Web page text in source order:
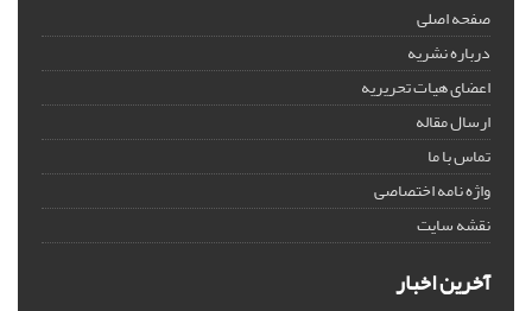
صفحه اصلی
درباره نشریه
اعضای هیات تحریریه
ارسال مقاله
تماس با ما
واژه نامه اختصاصی
نقشه سایت
آخرین اخبار